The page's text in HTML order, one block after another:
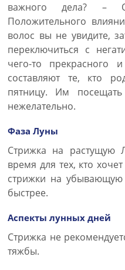
важного дела? –
Положительного
волос вы не увидите,
переключиться с
чего-то прекрасного
составляют те, кто
пятницу. Им
нежелательно.
Фаза Луны
Стрижка на растущую
время для тех, кто
стрижки на убывающую
быстрее.
Аспекты лунных дней
Стрижка не
тяжбы.